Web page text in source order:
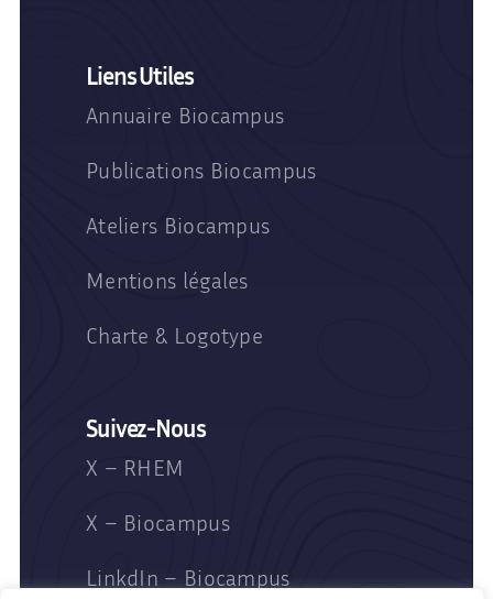
Liens Utiles
Annuaire Biocampus
Publications Biocampus
Ateliers Biocampus
Mentions légales
Charte & Logotype
Suivez-Nous
X – RHEM
X – Biocampus
LinkdIn – Biocampus